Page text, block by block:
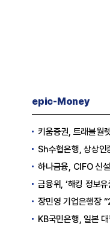
epic-Money
키움증권, 트래블월렛과 맞손
Sh수협은행, 상상인증권 인수
하나금융, CIFO 신설해 포용금융
금융위, ‘해킹 정보유출’
장민영 기업은행장 “2030년
KB국민은행, 일본 대형은행과